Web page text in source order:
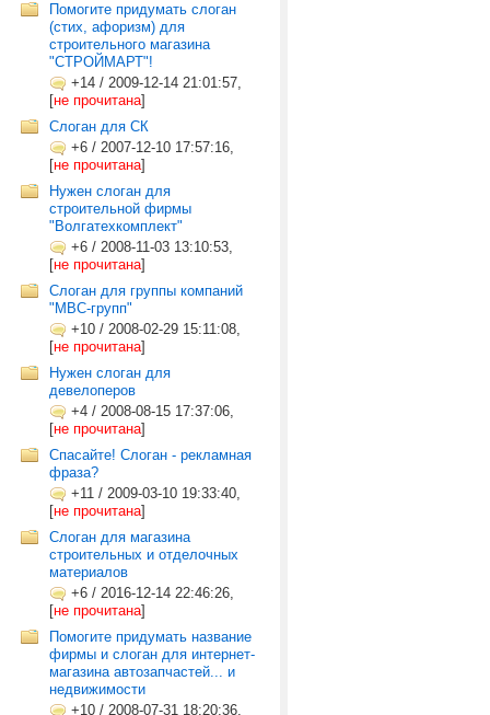
Помогите придумать слоган
(стих, афоризм) для
строительного магазина
"СТРОЙМАРТ"!
+14 / 2009-12-14 21:01:57,
[не прочитана]
Cлоган для СК
+6 / 2007-12-10 17:57:16,
[не прочитана]
Нужен слоган для
строительной фирмы
"Волгатехкомплект"
+6 / 2008-11-03 13:10:53,
[не прочитана]
Слоган для группы компаний
"МВС-групп"
+10 / 2008-02-29 15:11:08,
[не прочитана]
Нужен слоган для
девелоперов
+4 / 2008-08-15 17:37:06,
[не прочитана]
Спасайте! Слоган - рекламная
фраза?
+11 / 2009-03-10 19:33:40,
[не прочитана]
Слоган для магазина
строительных и отделочных
материалов
+6 / 2016-12-14 22:46:26,
[не прочитана]
Помогите придумать название
фирмы и слоган для интернет-
магазина автозапчастей... и
недвижимости
+10 / 2008-07-31 18:20:36,